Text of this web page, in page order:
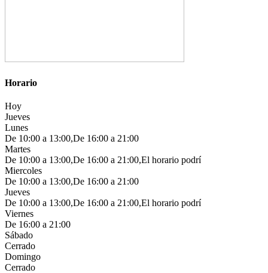
Horario
Hoy
Jueves
Lunes
De 10:00 a 13:00,De 16:00 a 21:00
Martes
De 10:00 a 13:00,De 16:00 a 21:00,El horario podrí
Miercoles
De 10:00 a 13:00,De 16:00 a 21:00
Jueves
De 10:00 a 13:00,De 16:00 a 21:00,El horario podrí
Viernes
De 16:00 a 21:00
Sábado
Cerrado
Domingo
Cerrado